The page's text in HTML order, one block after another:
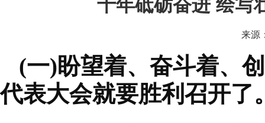
十年砥砺奋进 绘
来源
(一)盼望着、奋斗着、
代表大会就要胜利召开了